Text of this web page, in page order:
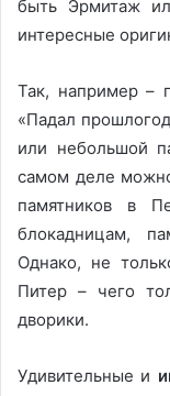
быть Эрмитаж
интересные
Так, например –
«Падал
или небольшой
самом деле
памятников в
блокадницам,
Однако, не
Питер – чего
дворики.
Удивительные и